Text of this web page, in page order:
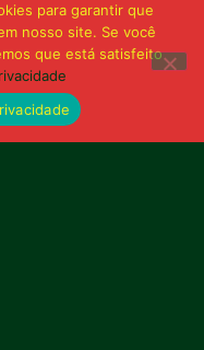
para garantir que
nosso site. Se você
que está satisfeito